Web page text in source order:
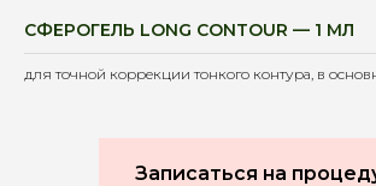
СФЕРОГЕЛЬ LONG CONTOUR — 1 МЛ
для точной коррекции тонкого контура, в
Записаться на